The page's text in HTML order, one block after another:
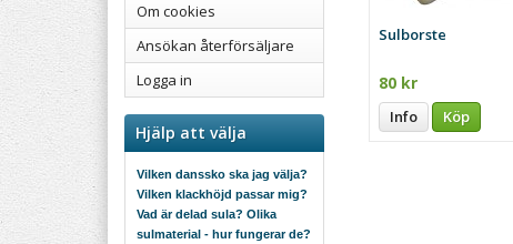
Om cookies
Ansökan återförsäljare
Logga in
Hjälp att välja
Vilken danssko ska jag välja?
Vilken klackhöjd passar mig?
Vad är delad sula? Olika
sulmaterial - hur fungerar de?
Sulborste
80 kr
Info Köp